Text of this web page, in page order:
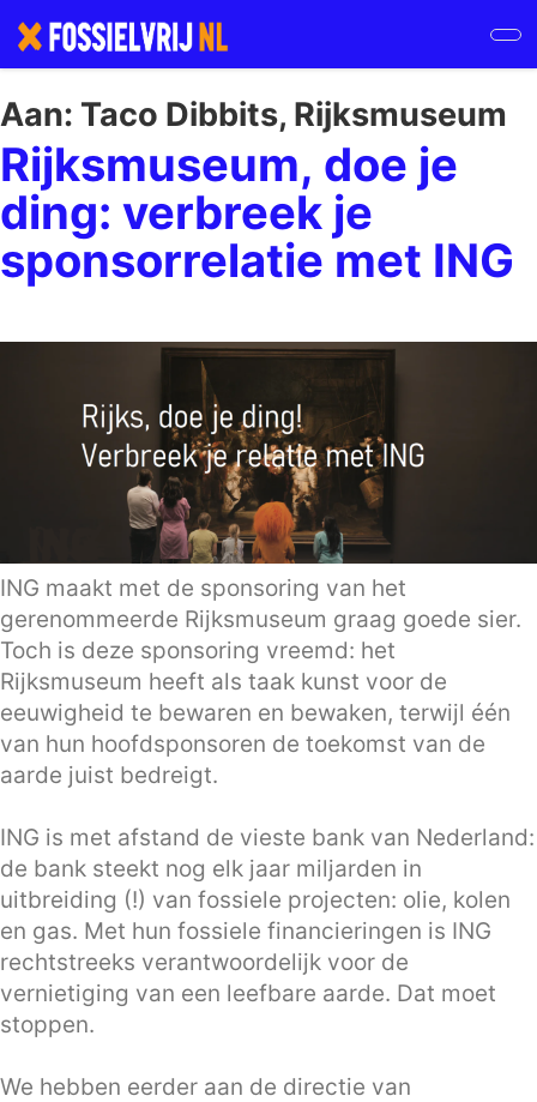
to
main
content
Aan: Taco Dibbits, Rijksmuseum
Rijksmuseum, doe je
ding: verbreek je
sponsorrelatie met ING
ING maakt met de sponsoring van het
gerenommeerde Rijksmuseum graag goede sier.
Toch is deze sponsoring vreemd: het
Rijksmuseum heeft als taak kunst voor de
eeuwigheid te bewaren en bewaken, terwijl één
van hun hoofdsponsoren de toekomst van de
aarde juist bedreigt.
ING is met afstand de vieste bank van Nederland:
de bank steekt nog elk jaar miljarden in
uitbreiding (!) van fossiele projecten: olie, kolen
en gas. Met hun fossiele financieringen is ING
rechtstreeks verantwoordelijk voor de
vernietiging van een leefbare aarde. Dat moet
stoppen.
We hebben eerder aan de directie van